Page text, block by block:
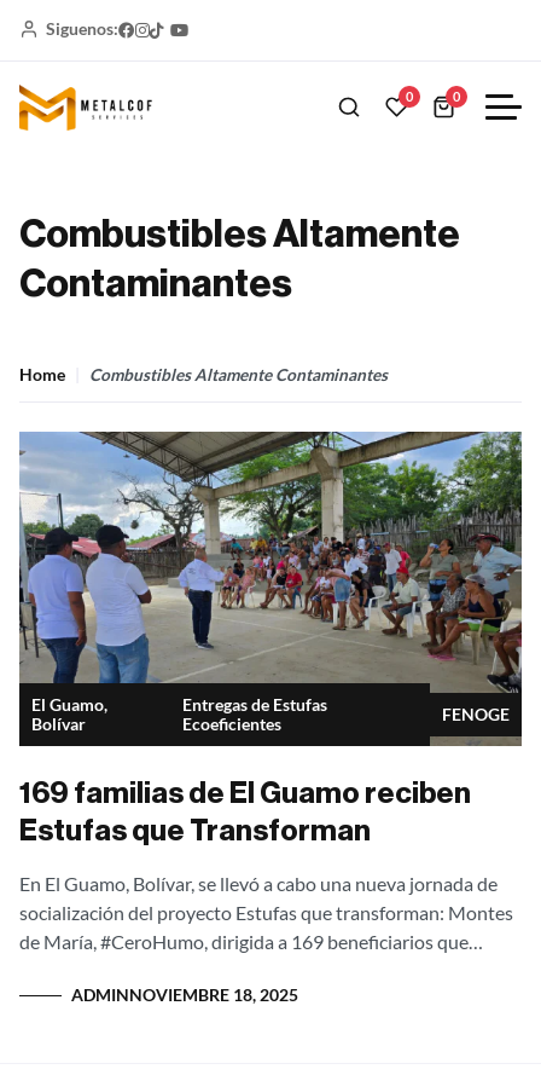
Siguenos:
0 0
Combustibles Altamente
Contaminantes
Home Combustibles Altamente Contaminantes
El Guamo,
Bolívar
Entregas de Estufas
Ecoeficientes
FENOGE
169 familias de El Guamo reciben
Estufas que Transforman
En El Guamo, Bolívar, se llevó a cabo una nueva jornada de
socialización del proyecto Estufas que transforman: Montes
de María, #CeroHumo, dirigida a 169 beneficiarios que
ADMINNOVIEMBRE 18, 2025